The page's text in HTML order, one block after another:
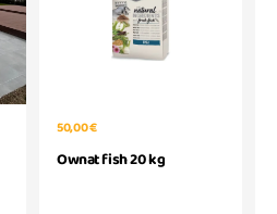
50,00 €
Ownat fish 20 kg